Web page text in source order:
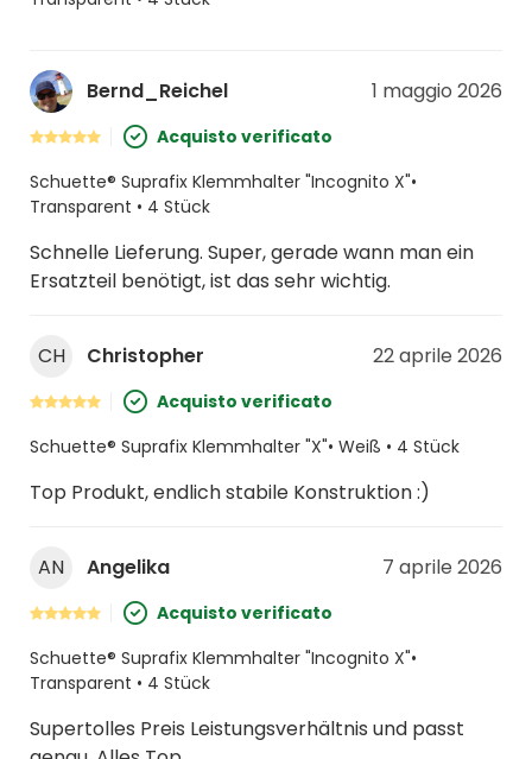
Bernd_Reichel 1 maggio 2026
Acquisto verificato
Schuette® Suprafix Klemmhalter "Incognito X"•
Transparent • 4 Stück
Schnelle Lieferung. Super, gerade wann man ein
Ersatzteil benötigt, ist das sehr wichtig.
CH Christopher 22 aprile 2026
Acquisto verificato
Schuette® Suprafix Klemmhalter "X"• Weiß • 4 Stück
Top Produkt, endlich stabile Konstruktion :)
AN Angelika 7 aprile 2026
Acquisto verificato
Schuette® Suprafix Klemmhalter "Incognito X"•
Transparent • 4 Stück
Supertolles Preis Leistungsverhältnis und passt